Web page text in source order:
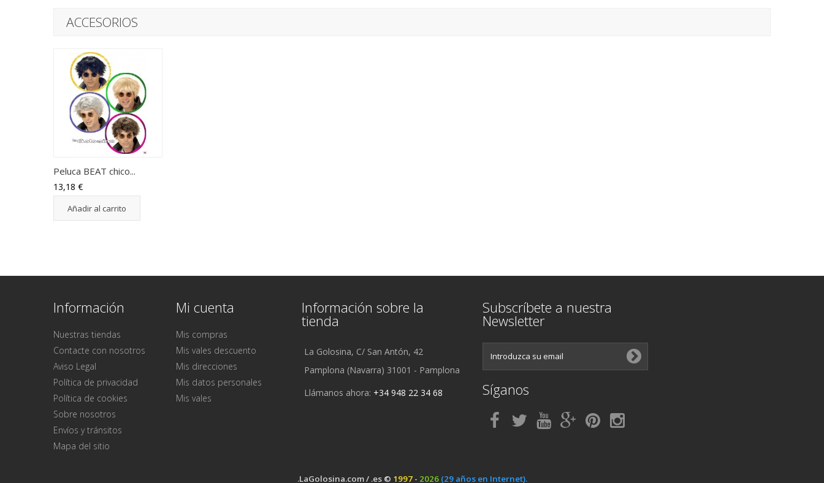
ACCESORIOS
Peluca BEAT chico...
13,18 €
Añadir al carrito
Información
Nuestras tiendas
Contacte con nosotros
Aviso Legal
Política de privacidad
Política de cookies
Sobre nosotros
Envíos y tránsitos
Mapa del sitio
Mi cuenta
Mis compras
Mis vales descuento
Mis direcciones
Mis datos personales
Mis vales
Información sobre la
tienda
La Golosina, C/ San Antón, 42
Pamplona (Navarra) 31001 - Pamplona
Llámanos ahora: +34 948 22 34 68
Subscríbete a nuestra
Newsletter
Síganos
.LaGolosina.com / .es © 1997- 2026 (29 años en Internet).